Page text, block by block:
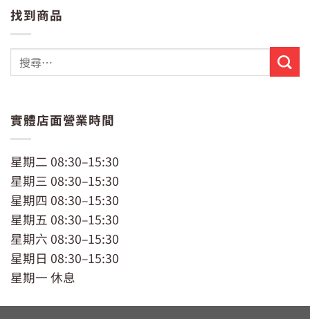
找到商品
實體店面營業時間
星期二 08:30–15:30
星期三 08:30–15:30
星期四 08:30–15:30
星期五 08:30–15:30
星期六 08:30–15:30
星期日 08:30–15:30
星期一 休息